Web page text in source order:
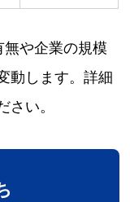
や企業の規模
動します。詳細
さい。